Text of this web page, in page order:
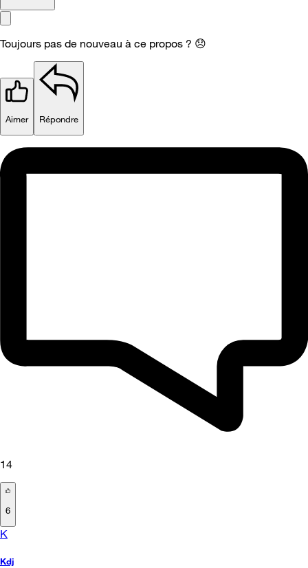
Toujours pas de nouveau à ce propos ? 😞
Aimer Répondre
14
6
K
Kdj